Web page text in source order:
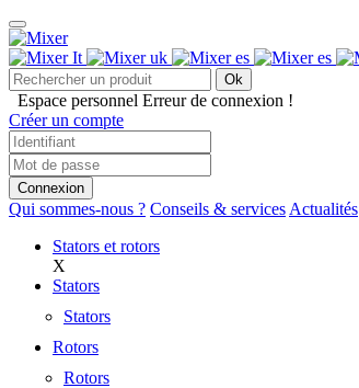
Ok
Espace personnel Erreur de connexion !
Créer un compte
Connexion
Qui sommes-nous ? Conseils & services Actualités
Stators et rotors
X
Stators
Stators
Rotors
Rotors